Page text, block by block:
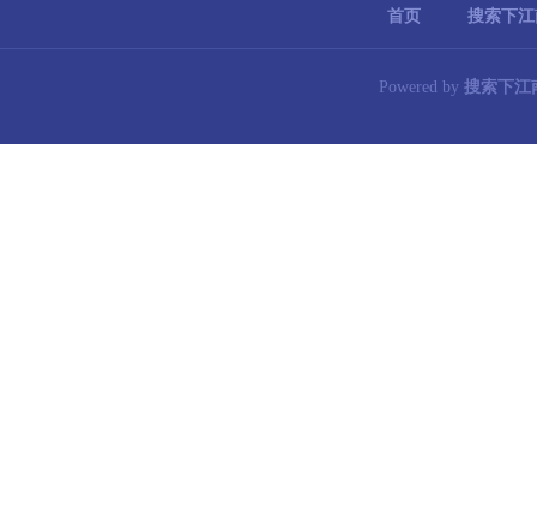
首页 搜索下
Powered by 搜索下江